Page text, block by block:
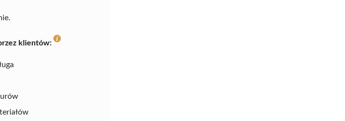
klientów: